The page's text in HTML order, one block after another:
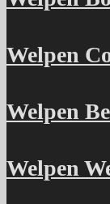
Welpen
Welpen
Welpen